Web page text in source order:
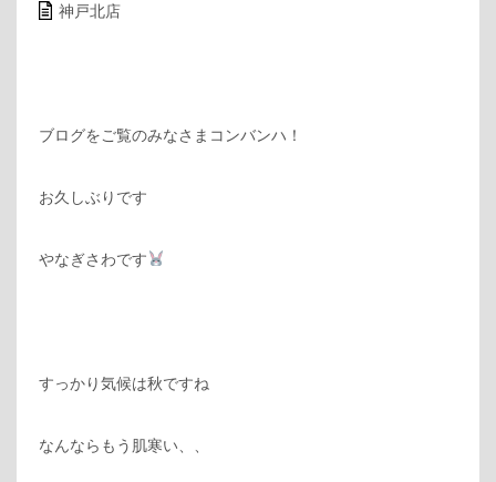
神戸北店
ブログをご覧のみなさまコンバンハ！
お久しぶりです
やなぎさわです
すっかり気候は秋ですね
なんならもう肌寒い、、